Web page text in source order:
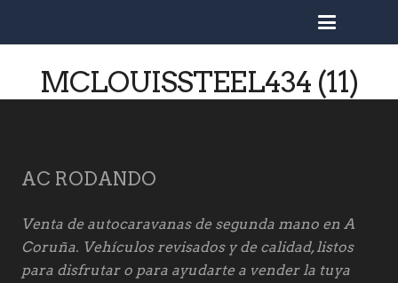
MCLOUISSTEEL434 (11)
AC RODANDO
Venta de autocaravanas de segunda mano en A
Coruña. Vehículos revisados y de calidad, listos
para disfrutar o para ayudarte a vender la tuya